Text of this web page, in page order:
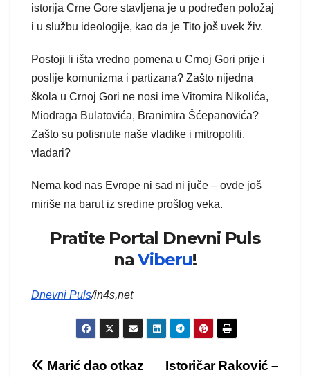
istorija Crne Gore stavljena je u podređen položaj
i u službu ideologije, kao da je Tito još uvek živ.
Postoji li išta vredno pomena u Crnoj Gori prije i
poslije komunizma i partizana? Zašto nijedna
škola u Crnoj Gori ne nosi ime Vitomira Nikolića,
Miodraga Bulatovića, Branimira Šćepanovića?
Zašto su potisnute naše vladike i mitropoliti,
vladari?
Nema kod nas Evrope ni sad ni juče – ovde još
miriše na barut iz sredine prošlog veka.
Pratite Portal Dnevni Puls
naViberu!
Dnevni Puls/in4s,net
Kretanje
Istoričar Raković –
Marić dao otkaz